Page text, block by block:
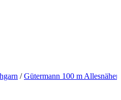
/Gütermann 100 m Allesnäher